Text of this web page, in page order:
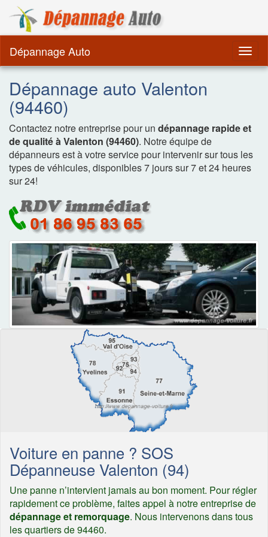
Dépannage Auto
Dépannage auto Valenton
(94460)
Contactez notre entreprise pour un dépannage rapide et
de qualité à Valenton (94460). Notre équipe de
dépanneurs est à votre service pour intervenir sur tous les
types de véhicules, disponibles 7 jours sur 7 et 24 heures
sur 24!
Voiture en panne ? SOS
Dépanneuse Valenton (94)
Une panne n’intervient jamais au bon moment. Pour régler
rapidement ce problème, faites appel à notre entreprise de
dépannage et remorquage. Nous intervenons dans tous
les quartiers de 94460.